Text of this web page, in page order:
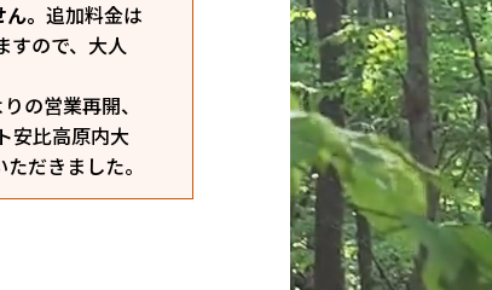
。 追加料金は
すので、大人
の営業再開、
安比高原内大
だきました。